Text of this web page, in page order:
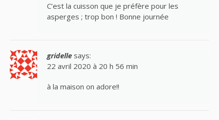
C’est la cuisson que je préfère pour les
asperges ; trop bon ! Bonne journée
gridelle says:
22 avril 2020 à 20 h 56 min
à la maison on adore!!